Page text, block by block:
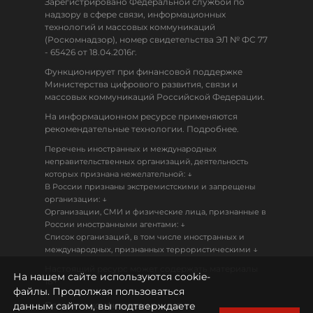
надзору в сфере связи, информационных
технологий и массовых коммуникаций
(Роскомнадзор), номер свидетельства ЭЛ № ФС 77
- 65426 от 18.04.2016г.
Функционирует при финансовой поддержке
Министерства цифрового развития, связи и
массовых коммуникаций Российской Федерации.
На информационном ресурсе применяются
рекомендательные технологии. Подробнее.
Перечень иностранных и международных
неправительственных организаций, деятельность
которых признана нежелательной: ↓
В России признаны экстремистскими и запрещены
организации: ↓
Организации, СМИ и физические лица, признанные в
России иностранными агентами: ↓
Список организаций, в том числе иностранных и
международных, признанных террористическими ↓
18+
Политика конфиденциальности
На нашем сайте используются cookie-
файлы. Продолжая пользоваться
данным сайтом, вы подтверждаете